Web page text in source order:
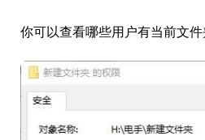
你可以查看哪些用户有当前文件